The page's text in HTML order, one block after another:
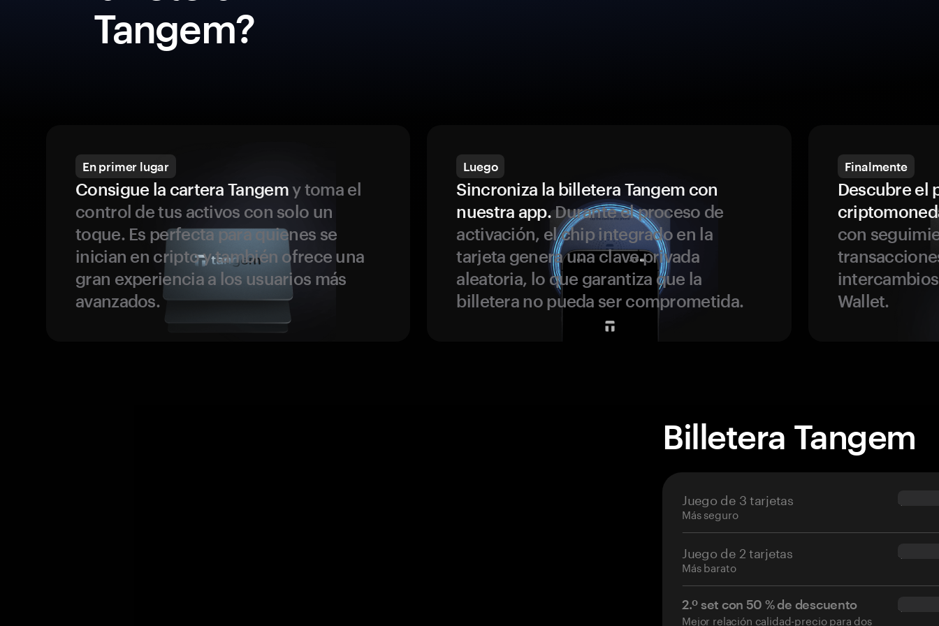
Tangem?
En primer lugar
Consigue la cartera Tangemy toma el
control de tus activos con solo un
toque. Es perfecta para quienes se
inician en cripto y también ofrece una
gran experiencia a los usuarios más
avanzados.
Luego
Sincroniza la billetera Tangem con
nuestra app.Durante el proceso de
activación, el chip integrado en la
tarjeta genera una clave privada
aleatoria, lo que garantiza que la
billetera no pueda ser comprometida.
Finalmente
Descubre el
con
Wallet.
Billetera Tangem
Juego de 3 tarjetas
Más seguro
$69.90
Juego de 2 tarjetas
Más barato
$54.90
2.º set con 50 % de descuento
Mejor relación calidad-precio para dos
$34.95